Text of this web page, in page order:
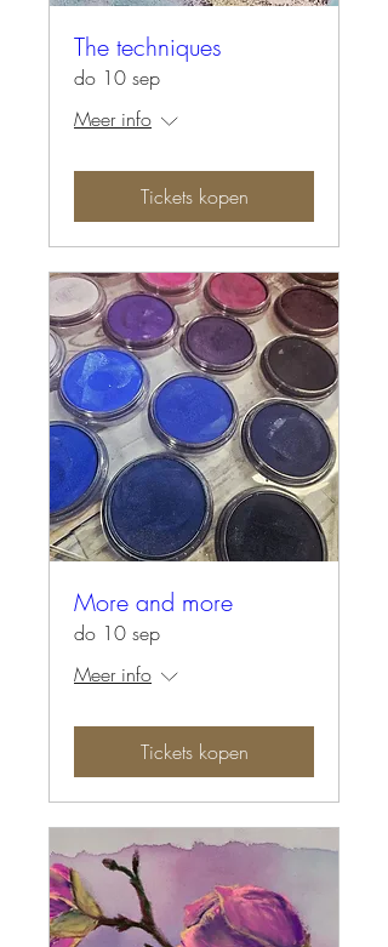
The techniques
do 10 sep
Meer info
Tickets kopen
More and more
do 10 sep
Meer info
Tickets kopen